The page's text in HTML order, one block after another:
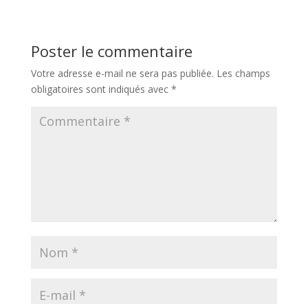
Poster le commentaire
Votre adresse e-mail ne sera pas publiée. Les champs
obligatoires sont indiqués avec *